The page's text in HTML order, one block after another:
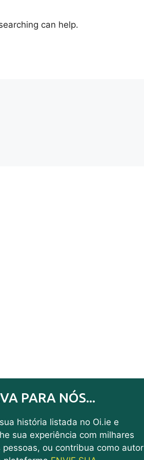
can help.
PARA NÓS...
história listada no Oi.ie e
sua experiência com milhares
pessoas, ou contribua como autor